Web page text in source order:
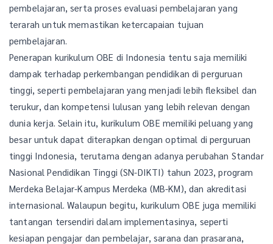
pembelajaran, serta proses evaluasi pembelajaran yang
terarah untuk memastikan ketercapaian tujuan
pembelajaran.
Penerapan kurikulum OBE di Indonesia tentu saja memiliki
dampak terhadap perkembangan pendidikan di perguruan
tinggi, seperti pembelajaran yang menjadi lebih fleksibel dan
terukur, dan kompetensi lulusan yang lebih relevan dengan
dunia kerja. Selain itu, kurikulum OBE memiliki peluang yang
besar untuk dapat diterapkan dengan optimal di perguruan
tinggi Indonesia, terutama dengan adanya perubahan Standar
Nasional Pendidikan Tinggi (SN-DIKTI) tahun 2023, program
Merdeka Belajar-Kampus Merdeka (MB-KM), dan akreditasi
internasional. Walaupun begitu, kurikulum OBE juga memiliki
tantangan tersendiri dalam implementasinya, seperti
kesiapan pengajar dan pembelajar, sarana dan prasarana,